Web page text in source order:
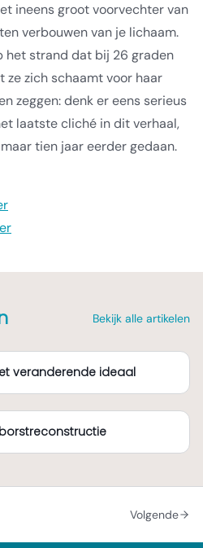
ineens groot voorvechter van
verbouwen van je lichaam.
het strand dat bij 26 graden
zich schaamt voor haar
zeggen: denk er eens serieus
laatste cliché in dit verhaal,
tien jaar eerder gedaan.
Bekijk alle artikelen
veranderende ideaal
Volgende